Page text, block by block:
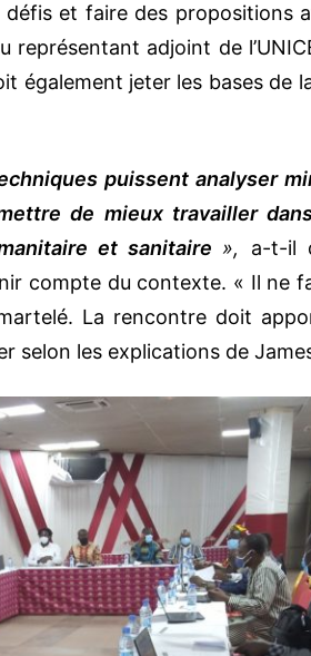
et faire des propositions
représentant adjoint de
également jeter les bases de
puissent analyser
de mieux travailler
et sanitaire»,
a-t-il
compte du contexte. « Il ne
La rencontre doit
selon les explications de